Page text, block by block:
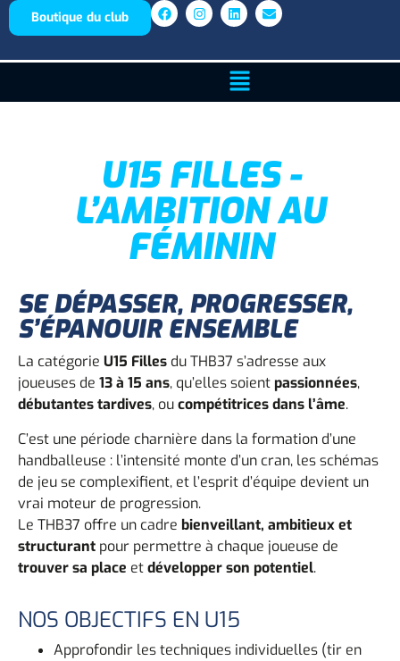
Boutique du club
U15 FILLES -
L’AMBITION AU
FÉMININ
SE DÉPASSER, PROGRESSER,
S’ÉPANOUIR ENSEMBLE
La catégorie U15 Filles du THB37 s’adresse aux
joueuses de 13 à 15 ans, qu’elles soient passionnées,
débutantes tardives, oucompétitrices dans l’âme.
C’est une période charnière dans la formation d’une
handballeuse : l’intensité monte d’un cran, les schémas
de jeu se complexifient, et l’esprit d’équipe devient un
vrai moteur de progression.
Le THB37 offre un cadre bienveillant, ambitieux et
structurant pour permettre à chaque joueuse de
trouver sa place etdévelopper son potentiel.
NOS OBJECTIFS EN U15
Approfondir les techniques individuelles (tir en